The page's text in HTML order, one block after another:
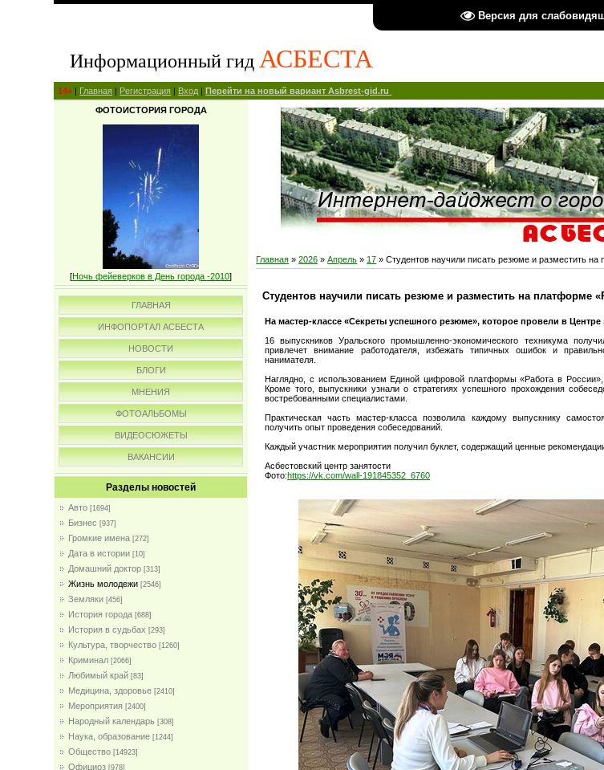
Версия для
Информационный гид АСБЕСТА
14+ | Главная | Регистрация | Вход |Перейти на новый вариант Asbrest-gid.ru
ФОТОИСТОРИЯ ГОРОДА
[Ночь фейеверков в День города -2010]
ГЛАВНАЯ
ИНФОПОРТАЛ АСБЕСТА
НОВОСТИ
БЛОГИ
МНЕНИЯ
ФОТОАЛЬБОМЫ
ВИДЕОСЮЖЕТЫ
ВАКАНСИИ
Разделы новостей
Авто [1694]
Бизнес [937]
Громкие имена [272]
Дата в истории [10]
Домашний доктор [313]
Жизнь молодежи [2546]
Земляки [456]
История города [688]
История в судьбах [293]
Культура, творчество [1260]
Криминал [2066]
Любимый край [83]
Медицина, здоровье [2410]
Мероприятия [2400]
Народный календарь [308]
Наука, образование [1244]
Общество [14923]
Официоз [978]
Главная »2026 » Апрель » 17 » Студентов научили писать резюме и разместить
Студентов научили писать резюме и разместить на платформе
На мастер-классе «Секреты успешного резюме», которое провели в Центре
16 выпускников Уральского промышленно-экономического техникума
привлечет внимание работодателя, избежать типичных ошибок и
нанимателя.
Наглядно, с использованием Единой цифровой платформы «Работа в
Кроме того, выпускники узнали о стратегиях успешного прохождения
востребованными специалистами.
Практическая часть мастер-класса позволила каждому выпускнику
получить опыт проведения собеседований.
Каждый участник мероприятия получил буклет, содержащий ценные
Асбестовский центр занятости
Фото:https://vk.com/wall-191845352_6760